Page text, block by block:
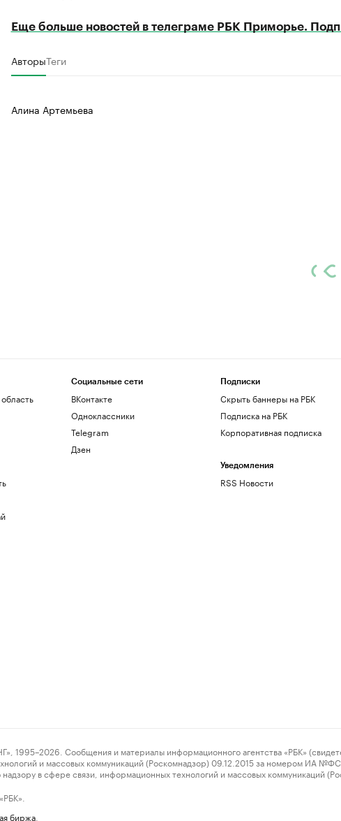
Еще больше новостей в телеграме РБК Приморье.
АвторыТеги
Алина Артемьева
Социальные сети
ВКонтакте
Одноклассники
Telegram
Дзен
Подписки
Скрыть баннеры на РБК
Подписка на РБК
Корпоративная подписка
Уведомления
RSS Новости
Сообщения и материалы информационного агентства «РБК»
и массовых коммуникаций (Роскомнадзор) 09.12.2015 за номером ИА
в сфере связи, информационных технологий и массовых коммуникаций
биржа